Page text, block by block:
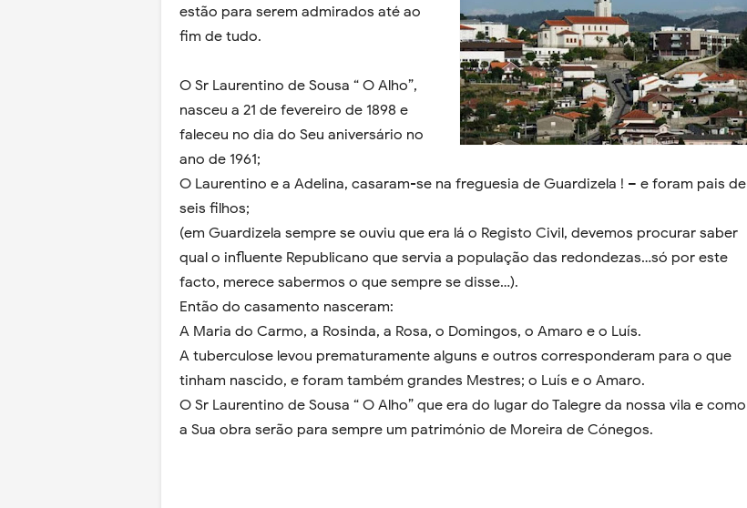
estão para serem admirados até ao
fim de tudo.
O Sr Laurentino de Sousa “ O Alho”,
nasceu a 21 de fevereiro de 1898 e
faleceu no dia do Seu aniversário no
ano de 1961;
O Laurentino e a Adelina, casaram-se na freguesia de Guardizela ! – e foram pais de
seis filhos;
(em Guardizela sempre se ouviu que era lá o Registo Civil, devemos procurar saber
qual o influente Republicano que servia a população das redondezas…só por este
facto, merece sabermos o que sempre se disse…).
Então do casamento nasceram:
A Maria do Carmo, a Rosinda, a Rosa, o Domingos, o Amaro e o Luís.
A tuberculose levou prematuramente alguns e outros corresponderam para o que
tinham nascido, e foram também grandes Mestres; o Luís e o Amaro.
O Sr Laurentino de Sousa “ O Alho” que era do lugar do Talegre da nossa vila e como
a Sua obra serão para sempre um património de Moreira de Cónegos.